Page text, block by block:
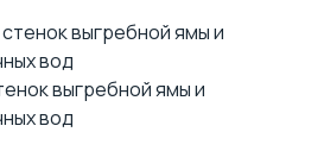
выгребной ямы и
вод